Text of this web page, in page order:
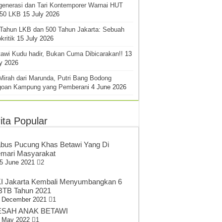
dan Tari Kontemporer Warnai HUT
LKB 15 July 2026
LKB dan 500 Tahun Jakarta: Sebuah
15 July 2026
Kudu hadir, Bukan Cuma Dibicarakan!! 13
2026
dari Marunda, Putri Bang Bodong
Kampung yang Pemberani 4 June 2026
Popular
Pucung Khas Betawi Yang Di
Masyarakat
June 2021 2
Jakarta Kembali Menyumbangkan 6
Tahun 2021
December 2021 1
ANAK BETAWI
May 2022 1